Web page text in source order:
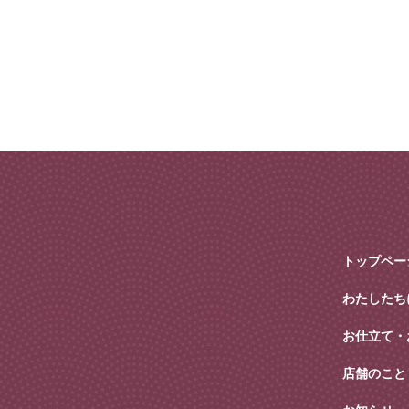
トップペ
わたした
お仕立て
店舗のこと